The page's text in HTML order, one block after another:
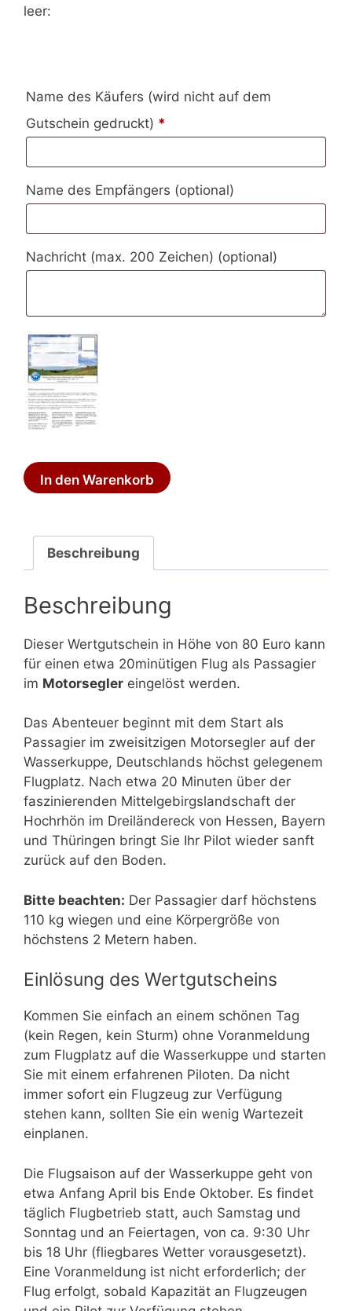
leer:
Name des Käufers (wird nicht auf dem
Gutschein gedruckt) *
Name des Empfängers (optional)
Nachricht (max. 200 Zeichen) (optional)
Wertgutschein
80 In den Warenkorb
Beschreibung
Beschreibung
Dieser Wertgutschein in Höhe von 80 Euro kann
für einen etwa 20minütigen Flug als Passagier
im Motorsegler eingelöst werden.
Das Abenteuer beginnt mit dem Start als
Passagier im zweisitzigen Motorsegler auf der
Wasserkuppe, Deutschlands höchst gelegenem
Flugplatz. Nach etwa 20 Minuten über der
faszinierenden Mittelgebirgslandschaft der
Hochrhön im Dreiländereck von Hessen, Bayern
und Thüringen bringt Sie Ihr Pilot wieder sanft
zurück auf den Boden.
Bitte beachten: Der Passagier darf höchstens
110 kg wiegen und eine Körpergröße von
höchstens 2 Metern haben.
Einlösung des Wertgutscheins
Kommen Sie einfach an einem schönen Tag
(kein Regen, kein Sturm) ohne Voranmeldung
zum Flugplatz auf die Wasserkuppe und starten
Sie mit einem erfahrenen Piloten. Da nicht
immer sofort ein Flugzeug zur Verfügung
stehen kann, sollten Sie ein wenig Wartezeit
einplanen.
Die Flugsaison auf der Wasserkuppe geht von
etwa Anfang April bis Ende Oktober. Es findet
täglich Flugbetrieb statt, auch Samstag und
Sonntag und an Feiertagen, von ca. 9:30 Uhr
bis 18 Uhr (fliegbares Wetter vorausgesetzt).
Eine Voranmeldung ist nicht erforderlich; der
Flug erfolgt, sobald Kapazität an Flugzeugen